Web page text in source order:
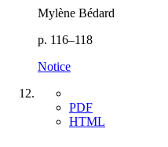
Mylène Bédard
p. 116–118
Notice
PDF
HTML